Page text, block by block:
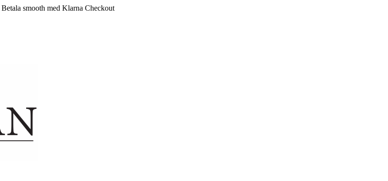
Betala smooth med Klarna Checkout